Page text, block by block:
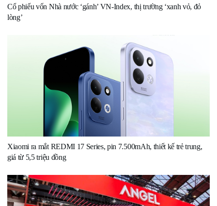
Cổ phiếu vốn Nhà nước ‘gánh’ VN-Index, thị trường ‘xanh vỏ, đỏ
lòng’
Xiaomi ra mắt REDMI 17 Series, pin 7.500mAh, thiết kế trẻ trung,
giá từ 5,5 triệu đồng